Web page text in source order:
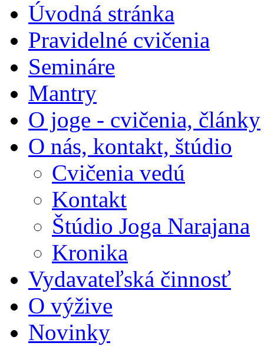
Úvodná stránka
Pravidelné cvičenia
Semináre
Mantry
O joge - cvičenia, články
O nás, kontakt, štúdio
Cvičenia vedú
Kontakt
Štúdio Joga Narajana
Kronika
Vydavateľská činnosť
O výžive
Novinky